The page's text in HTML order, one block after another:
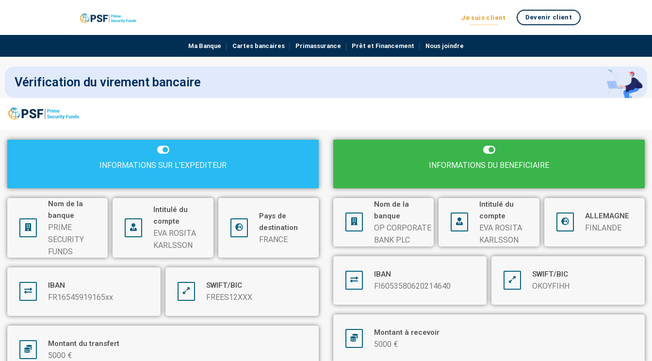
Je suis client Devenir client
Ma Banque Cartes bancaires Primassurance Prêt et Financement Nous joindre
Vérification du virement bancaire
INFORMATIONS SUR L'EXPEDITEUR
Nom de la
banque
PRIME
SECURITY
FUNDS
Intitulé du
compte
EVA ROSITA
KARLSSON
Pays de
destination
FRANCE
IBAN
FR16545919165xx
SWIFT/BIC
FREES12XXX
Montant du transfert
5000 €
INFORMATIONS DU BENEFICIAIRE
Nom de la
banque
OP CORPORATE
BANK PLC
Intitulé du
compte
EVA ROSITA
KARLSSON
ALLEMAGNE
FINLANDE
IBAN
FI6053580620214640
SWIFT/BIC
OKOYFIHH
Montant à recevoir
5000 €